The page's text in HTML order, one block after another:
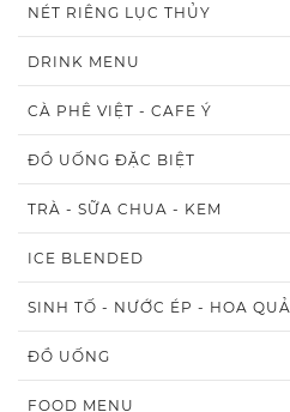
NÉT RIÊNG LỤC THỦY
DRINK MENU
CÀ PHÊ VIỆT - CAFE Ý
ĐỒ UỐNG ĐẶC BIỆT
TRÀ - SỮA CHUA - KEM
ICE BLENDED
SINH TỐ - NƯỚC ÉP - HOA QUẢ
ĐỒ UỐNG
FOOD MENU